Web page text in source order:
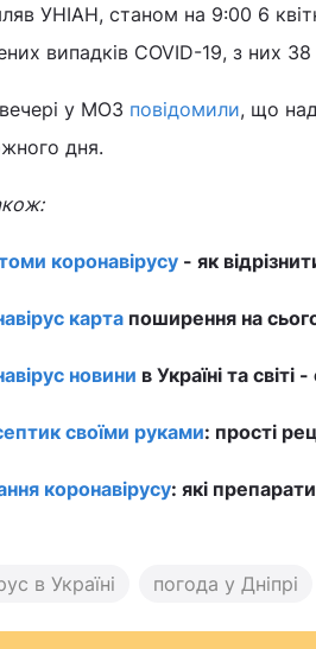
УНІАН, станом на 9:00 6
випадків COVID-19, з них
у МОЗ повідомили, що
дня.
коронавірусу - як
карта поширення на
новини в Україні та світі
своїми руками: прості
коронавірусу: які
в Україні погода у Дніпрі